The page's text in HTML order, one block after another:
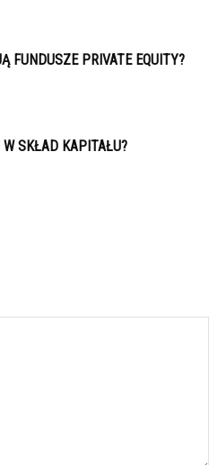
FUNDUSZE PRIVATE EQUITY?
W SKŁAD KAPITAŁU?